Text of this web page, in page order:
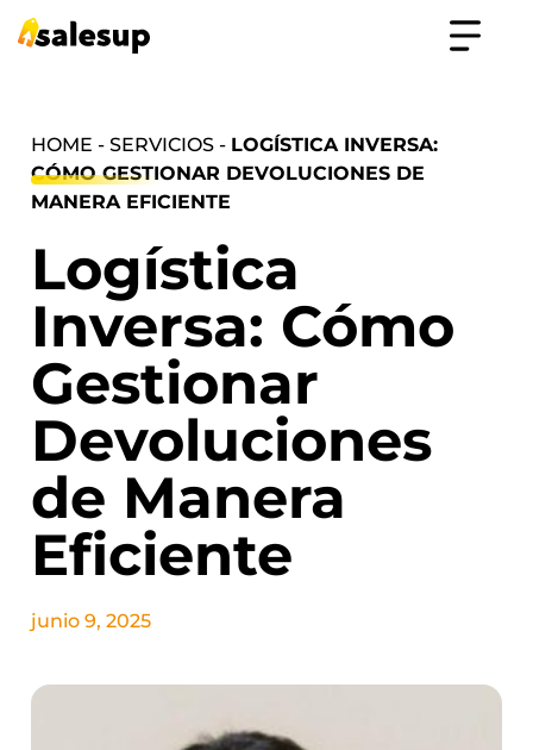
HOME - SERVICIOS - LOGÍSTICA INVERSA:
CÓMO GESTIONAR DEVOLUCIONES DE
MANERA EFICIENTE
Logística
Inversa: Cómo
Gestionar
Devoluciones
de Manera
Eficiente
junio 9, 2025